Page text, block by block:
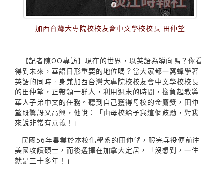
加西台灣大專院校校友會中文學校校長 田仲望
【記者陳OO專訪】現在的世界，以英語為導向嗎？你看
得到未來，華語日形重要的地位嗎？當大家都一窩蜂學著
英語的同時，身兼加西台灣大專院校校友會中文學校校長
的田仲望，正帶領一群人，利用週末的時間，擔負起教導
華人子弟中文的任務。聽到自己獲得母校的金鷹獎，田仲
望既驚訝又高興，他說：「由母校給予我這個鼓勵，對我
來說非常有意義！」
民國56年畢業於本校化學系的田仲望，服完兵役便前往
美國攻讀碩士，而後選擇在加拿大定居，「沒想到，一住
就是三十多年！」